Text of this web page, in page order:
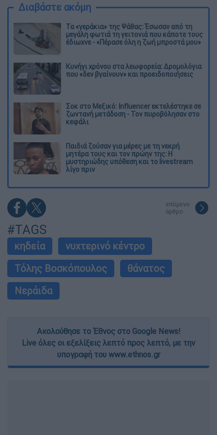
Διαβάστε ακόμη
Τα «γεράκια» της Ψάθας: Έσωσαν από τη
μεγάλη φωτιά τη γειτονιά που κάποτε τους
έδιωχνε - «Πέρασε όλη η ζωή μπροστά μου»
Κυνήγι χρόνου στα λεωφορεία: Δρομολόγια
που «δεν βγαίνουν» και προειδοποιήσεις
Σοκ στο Μεξικό: Influencer εκτελέστηκε σε
ζωντανή μετάδοση - Τον πυροβόλησαν στο
κεφάλι
Παιδιά ζούσαν για μέρες με τη νεκρή
μητέρα τους και τον πρώην της: Η
μυστηριώδης υπόθεση και το livestream
λίγο πριν
επόμενο
άρθρο
#TAGS
κηδεία
νυχτερινό κέντρο
Τόλης Βοσκόπουλος
θάνατος
Νεράιδα
Ακολούθησε το Έθνος στο Google News!
Live όλες οι εξελίξεις λεπτό προς λεπτό, με την
υπογραφή του www.ethnos.gr